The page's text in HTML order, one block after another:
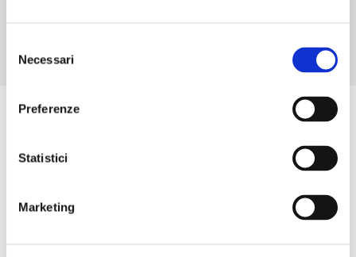
delNecessari
Preferenze
Statistici
Marketing